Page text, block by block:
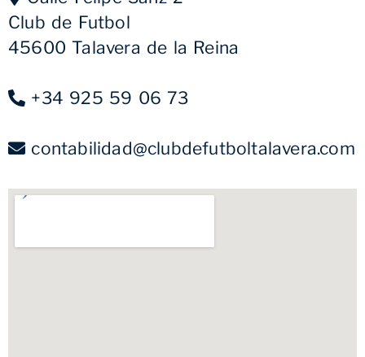
Club de Futbol
45600 Talavera de la Reina
+34 925 59 06 73
contabilidad@clubdefutboltalavera.com